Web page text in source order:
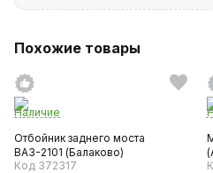
Похожие товары
Наличие
Отбойник заднего моста
ВАЗ-2101 (Балаково)
Код 372317